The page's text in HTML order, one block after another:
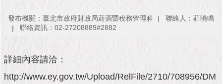
府
團
隊
政
發布機關：臺北市政府財政局菸酒暨稅務管理科
聯絡人：莊曉鳴
聯絡資訊：02-27208889#2882
詳細內容請洽：
http://www.ey.gov.tw/Upload/RelFile/2710/708956/DM